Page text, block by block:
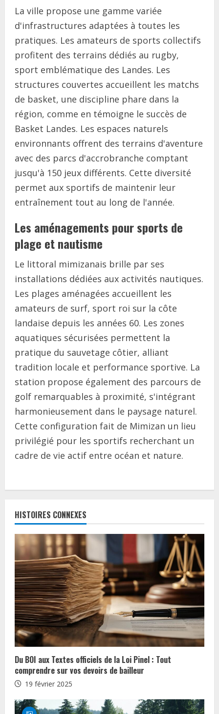
La ville propose une gamme variée
d'infrastructures adaptées à toutes les
pratiques. Les amateurs de sports collectifs
profitent des terrains dédiés au rugby,
sport emblématique des Landes. Les
structures couvertes accueillent les matchs
de basket, une discipline phare dans la
région, comme en témoigne le succès de
Basket Landes. Les espaces naturels
environnants offrent des terrains d'aventure
avec des parcs d'accrobranche comptant
jusqu'à 150 jeux différents. Cette diversité
permet aux sportifs de maintenir leur
entraînement tout au long de l'année.
Les aménagements pour sports de
plage et nautisme
Le littoral mimizanais brille par ses
installations dédiées aux activités nautiques.
Les plages aménagées accueillent les
amateurs de surf, sport roi sur la côte
landaise depuis les années 60. Les zones
aquatiques sécurisées permettent la
pratique du sauvetage côtier, alliant
tradition locale et performance sportive. La
station propose également des parcours de
golf remarquables à proximité, s'intégrant
harmonieusement dans le paysage naturel.
Cette configuration fait de Mimizan un lieu
privilégié pour les sportifs recherchant un
cadre de vie actif entre océan et nature.
C
o
n
t
i
n
u
e
R
e
a
HISTOIRES CONNEXES
Du BOI aux Textes officiels de la Loi Pinel : Tout
comprendre sur vos devoirs de bailleur
19 février 2025